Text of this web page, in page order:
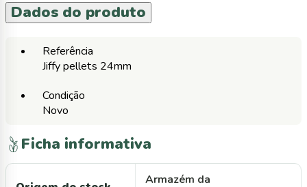
Dados do produto
Referência
Jiffy pellets 24mm
Condição
Novo
Ficha informativa
Armazém da